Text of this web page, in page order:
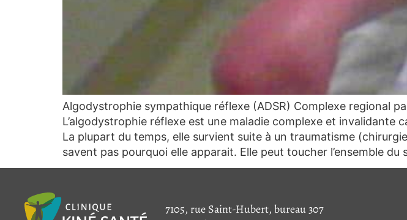
Algodystrophie sympathique réflexe (ADSR) Complexe regional
L’algodystrophie réflexe est une maladie complexe et
La plupart du temps, elle survient suite à un traumatisme
savent pas pourquoi elle apparait. Elle peut toucher l’ensemble
7105, rue Saint-Hubert, bureau 307